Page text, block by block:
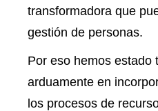
transformadora que
gestión de personas.
Por eso hemos estado
arduamente en
los procesos de